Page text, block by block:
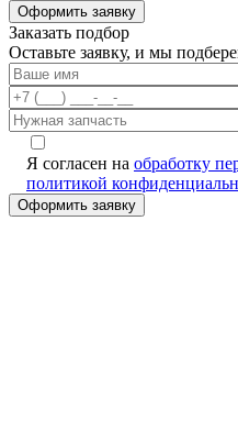
Заказать подбор
Оставьте заявку, и мы
Я согласен на обработку
политикой